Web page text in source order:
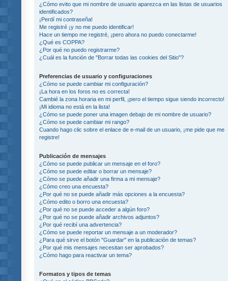
¿Cómo evito que mi nombre de usuario aparezca en las listas de usuarios
identificados?
¡Perdí mi contraseña!
Me registré ¡y no me puedo identificar!
Hace un tiempo me registré, ¡pero ahora no puedo conectarme!
¿Qué es COPPA?
¿Por qué no puedo registrarme?
¿Cuál es la función de "Borrar todas las cookies del Sitio"?
Preferencias de usuario y configuraciones
¿Cómo se puede cambiar mi configuración?
¡La hora en los foros no es correcta!
Cambié la zona horaria en mi perfil, ¡pero el tiempo sigue siendo incorrecto!
¡Mi idioma no está en la lista!
¿Cómo se puede poner una imagen debajo de mi nombre de usuario?
¿Cómo se puede cambiar mi rango?
Cuando hago clic sobre el enlace de e-mail de un usuario, ¡me pide que me
registre!
Publicación de mensajes
¿Cómo se puede publicar un mensaje en el foro?
¿Cómo se puede editar o borrar un mensaje?
¿Cómo se puede añadir una firma a mi mensaje?
¿Cómo creo una encuesta?
¿Por qué no se puede añadir más opciones a la encuesta?
¿Cómo edito o borro una encuesta?
¿Por qué no se puede acceder a algún foro?
¿Por qué no se puede añadir archivos adjuntos?
¿Por qué recibí una advertencia?
¿Cómo se puede reportar un mensaje a un moderador?
¿Para qué sirve el botón "Guardar" en la publicación de temas?
¿Por qué mis mensajes necesitan ser aprobados?
¿Cómo hago para reactivar un tema?
Formatos y tipos de temas